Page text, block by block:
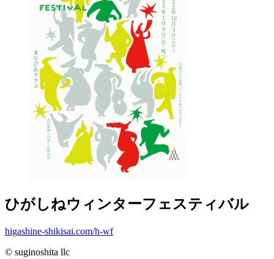
ひがしねウィンターフェスティバル
higashine-shikisai.com/h-wf
© suginoshita llc